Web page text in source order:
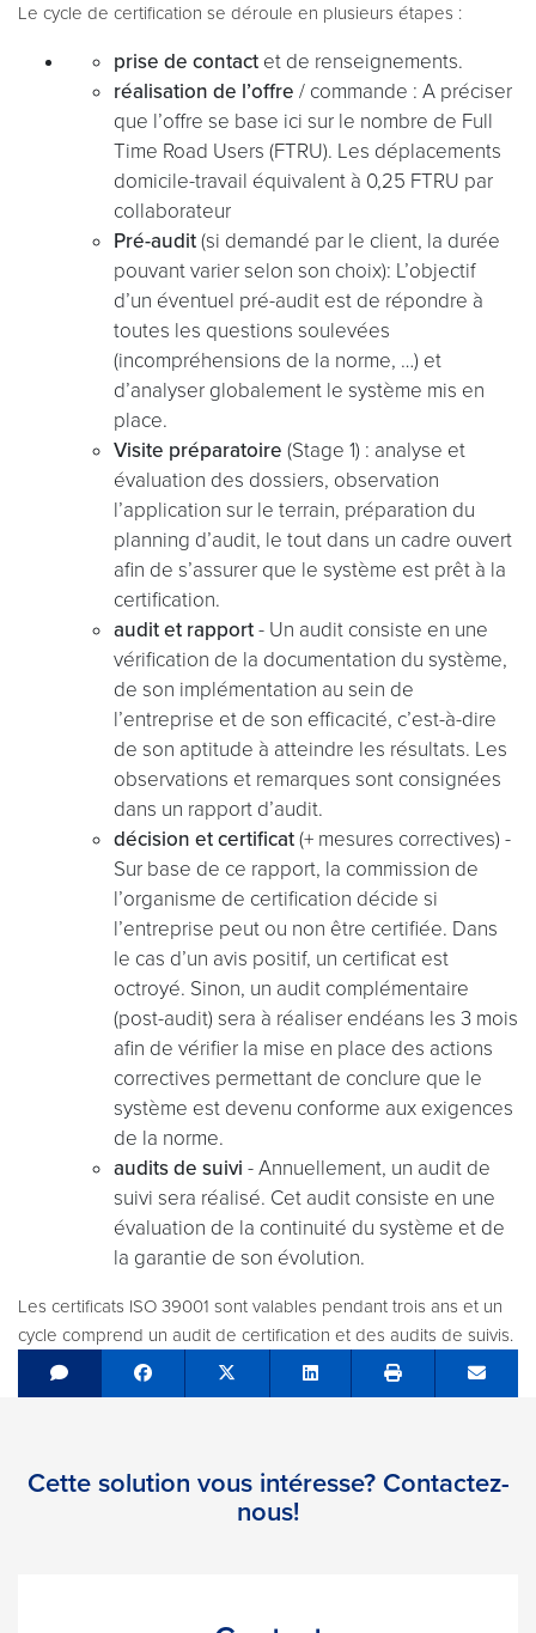
Le cycle de certification se déroule en plusieurs étapes :
prise de contact et de renseignements.
réalisation de l’offre / commande : A préciser
que l’offre se base ici sur le nombre de Full
Time Road Users (FTRU). Les déplacements
domicile-travail équivalent à 0,25 FTRU par
collaborateur
Pré-audit(si demandé par le client, la durée
pouvant varier selon son choix): L’objectif
d’un éventuel pré-audit est de répondre à
toutes les questions soulevées
(incompréhensions de la norme, …) et
d’analyser globalement le système mis en
place.
Visite préparatoire (Stage 1) : analyse et
évaluation des dossiers, observation
l’application sur le terrain, préparation du
planning d’audit, le tout dans un cadre ouvert
afin de s’assurer que le système est prêt à la
certification.
audit et rapport- Un audit consiste en une
vérification de la documentation du système,
de son implémentation au sein de
l’entreprise et de son efficacité, c’est-à-dire
de son aptitude à atteindre les résultats. Les
observations et remarques sont consignées
dans un rapport d’audit.
décision et certificat(+ mesures correctives) -
Sur base de ce rapport, la commission de
l’organisme de certification décide si
l’entreprise peut ou non être certifiée. Dans
le cas d’un avis positif, un certificat est
octroyé. Sinon, un audit complémentaire
(post-audit) sera à réaliser endéans les 3 mois
afin de vérifier la mise en place des actions
correctives permettant de conclure que le
système est devenu conforme aux exigences
de la norme.
audits de suivi - Annuellement, un audit de
suivi sera réalisé. Cet audit consiste en une
évaluation de la continuité du système et de
la garantie de son évolution.
Les certificats ISO 39001 sont valables pendant trois ans et un
cycle comprend un audit de certification et des audits de suivis.
Share on Facebook
Tweet Share on LinkedIn Send
Cette solution vous intéresse? Contactez-
nous!